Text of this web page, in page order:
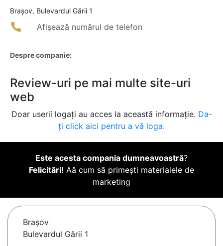
Braşov, Bulevardul Gării 1
Afișează numărul de telefon
Despre companie:
Review-uri pe mai multe site-uri
web
Doar userii logați au acces la această informație. Da-
ți click aici pentru a vă loga.
Este acesta compania dumneavoastră?
Felicitări! Aă cum să primești materialele de
marketing
Braşov
Bulevardul Gării 1